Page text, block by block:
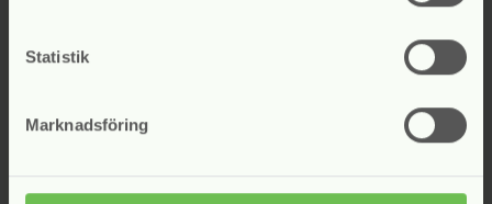
Statistik
Marknadsföring
Gör en anmälan